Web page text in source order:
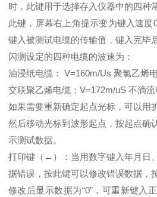
时，此键用于选择存入仪器中的四种
此键，屏幕右上角提示变为键入速度
键入被测试电缆的传输值，键入完毕
闪测设定的四种电缆的波速为：
油浸纸电缆： V=160m/Us 聚氯乙烯
交联聚乙烯电缆：V=172m/uS 不滴
如果需要重新确定起点光标，可以用
然后移动光标到波形起点，按起点确
示测试数据。
打印键（←）：当用数字键入年月日
据错误，按此键可以修改错误数据，
修改后显示数据为“0”，可重新键入